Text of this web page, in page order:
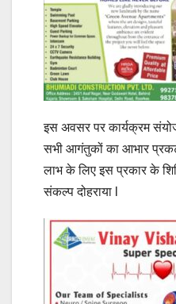
इस अवसर पर कार्यक्रम
सभी आगंतुकों का आभार
लाभ के लिए इस प्रकार के
संकल्प दोहराया l